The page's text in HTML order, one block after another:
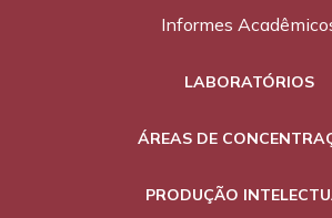
Informes
LABORATÓRIOS
ÁREAS DE
PRODUÇÃO